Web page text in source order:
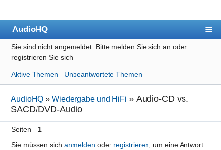
AudioHQ
Übersicht
Forenrichtlinien
Suche
Registrieren
Sie sind nicht angemeldet. Bitte melden Sie sich an oder
registrieren Sie sich.
Aktive Themen Unbeantwortete Themen
AudioHQ »Wiedergabe und HiFi »Audio-CD vs.
SACD/DVD-Audio
Seiten
1
Sie müssen sich anmelden oder registrieren , um eine Antwort